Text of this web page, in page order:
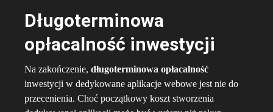
Długoterminowa
opłacalność inwestycji
Na zakończenie, długoterminowa opłacalność
inwestycji w dedykowane aplikacje webowe jest nie do
przecenienia. Choć początkowy koszt stworzenia